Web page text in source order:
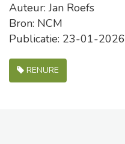
Auteur: Jan Roefs
Bron: NCM
Publicatie: 23-01-2026
RENURE